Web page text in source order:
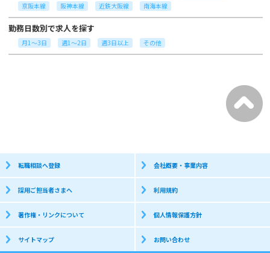
京阪本線
阪神本線 近鉄大阪線 南海本線
勤務日数別で求人を探す
月1～3日 週1～2日 週3日以上 その他
転職相談へ登録 会社概要・事業内容
採用ご担当者さまへ 利用規約
著作権・リンクについて 個人情報保護方針
サイトマップ お問い合わせ